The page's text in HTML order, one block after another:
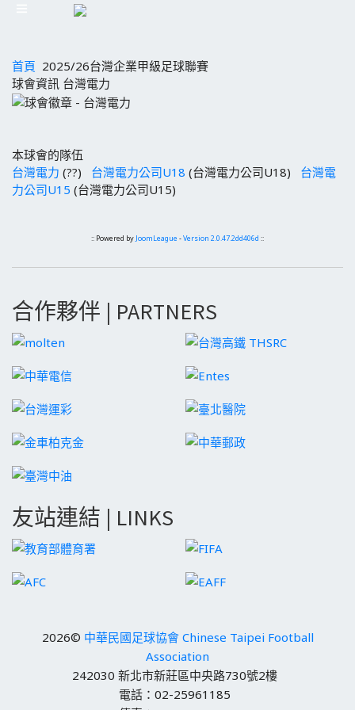
首頁 2025/26台灣企業甲級足球聯賽
球會資訊 台灣電力
本球會的隊伍
台灣電力 (??) 台灣電力公司U18 (台灣電力公司U18)
台灣電
力公司U15 (台灣電力公司U15)
:: Powered by JoomLeague -Version 2.0.47.2dd406d ::
合作夥伴 | PARTNERS
友站連結 | LINKS
2026© 中華民國足球協會 Chinese Taipei Football
Association
242030 新北市新莊區中央路730號2樓
電話：02-25961185